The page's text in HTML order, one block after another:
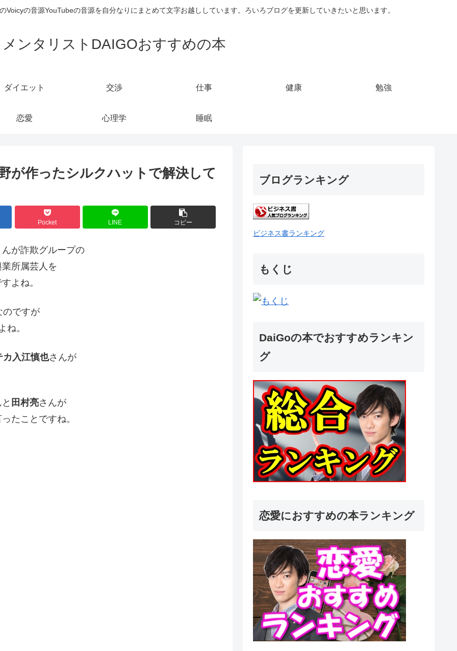
Voicyの音源YouTubeの音源を自分なりにまとめて文字お越ししています。ろいろブログを更新していきたいと思います。
メンタリストDAIGOおすすめの本
ダイエット 交渉 仕事 健康 勉強
恋愛 心理学 睡眠
が作ったシルクハットで解決して
Pocket LINE コピー
んが詐欺グループの
所属芸人を
よね。
のですが
ね。
カ入江慎也さんが
田村亮さんが
たことですね。
ブログランキング
ビジネス書ランキング
もくじ
DaiGoの本でおすすめランキン
グ
恋愛におすすめの本ランキング